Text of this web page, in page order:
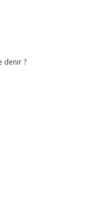
denir ?